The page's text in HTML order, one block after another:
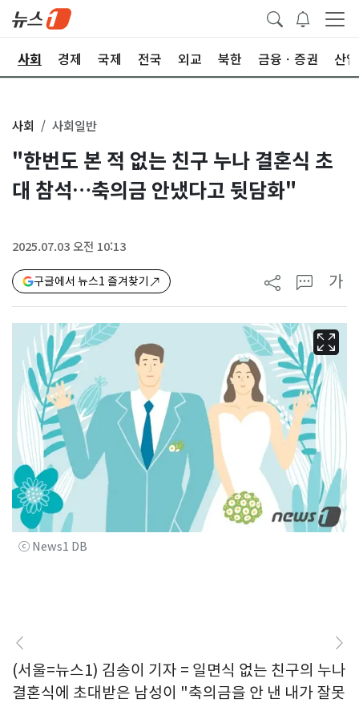
사회 경제 국제 전국 외교 북한 금융ㆍ증권 산업
사회 사회일반
"한번도 본 적 없는 친구 누나 결혼식 초
대 참석…축의금 안냈다고 뒷담화"
2025.07.03 오전 10:13
구글에서 뉴스1 즐겨찾기 가
ⓒ News1 DB
(서울=뉴스1) 김송이 기자 = 일면식 없는 친구의 누나
결혼식에 초대받은 남성이 "축의금을 안 낸 내가 잘못